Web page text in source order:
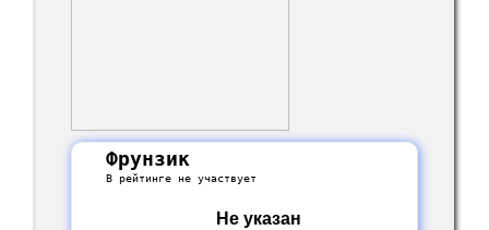
Фрунзик
В рейтинге не участвует
Не указан